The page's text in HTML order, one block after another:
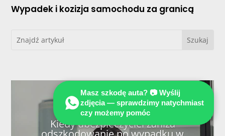
Wypadek i kozizja samochodu za granicą
Kiedy ubezpieczyciel zaniża
Masz szkodę auta? 📷 Wyślij
zdjęcia — sprawdzimy natychmiast
czy możemy pomóc